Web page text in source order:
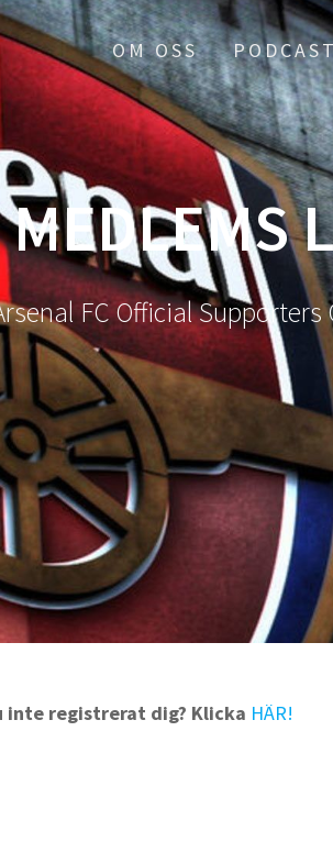
OM OSS PODCAST
MEDLEMS
FC Official
inte registrerat dig? Klicka HÄR!